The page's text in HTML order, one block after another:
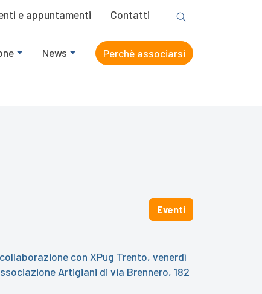
e appuntamenti Contatti
News Perchè associarsi
Eventi
con XPug Trento, venerdì
Artigiani di via Brennero, 182